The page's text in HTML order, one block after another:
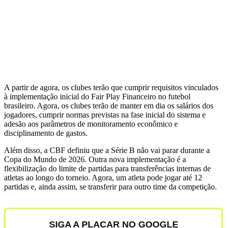
A partir de agora, os clubes terão que cumprir requisitos vinculados
à implementação inicial do Fair Play Financeiro no futebol
brasileiro. Agora, os clubes terão de manter em dia os salários dos
jogadores, cumprir normas previstas na fase inicial do sistema e
adesão aos parâmetros de monitoramento econômico e
disciplinamento de gastos.
Além disso, a CBF definiu que a Série B não vai parar durante a
Copa do Mundo de 2026. Outra nova implementação é a
flexibilização do limite de partidas para transferências internas de
atletas ao longo do torneio. Agora, um atleta pode jogar até 12
partidas e, ainda assim, se transferir para outro time da competição.
SIGA A PLACAR NO GOOGLE